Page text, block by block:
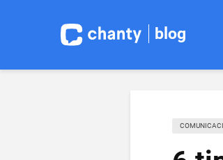
blog